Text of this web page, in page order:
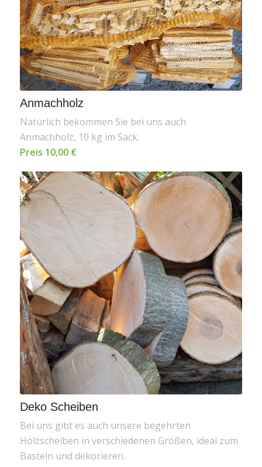
Anmachholz
Natürlich bekommen Sie bei uns auch
Anmachholz, 10 kg im Sack.
Preis 10,00 €
Deko Scheiben
Bei uns gibt es auch unsere begehrten
Holzscheiben in verschiedenen Größen, ideal zum
Basteln und dekorieren.